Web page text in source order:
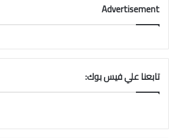
Advertisement
تابعنا علي فيس بوك: